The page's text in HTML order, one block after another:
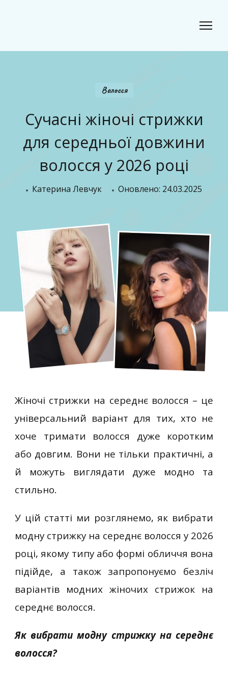
Волосся
Сучасні жіночі стрижки
для середньої довжини
волосся у 2026 році
Катерина Левчук Оновлено: 24.03.2025
Жіночі стрижки на середнє волосся – це
універсальний варіант для тих, хто не
хоче тримати волосся дуже коротким
або довгим. Вони не тільки практичні, а
й можуть виглядати дуже модно та
стильно.
У цій статті ми розглянемо, як вибрати
модну стрижку на середнє волосся у 2026
році, якому типу або формі обличчя вона
підійде, а також запропонуємо безліч
варіантів модних жіночих стрижок на
середнє волосся.
Як вибрати модну стрижку на середнє
волосся?